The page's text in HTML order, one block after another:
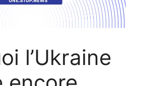
l’Ukraine